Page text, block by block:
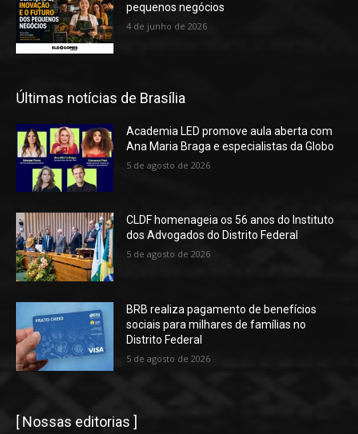
pequenos negócios
4 de junho de 2026
Últimas notícias de Brasília
Academia LED promove aula aberta com
Ana Maria Braga e especialistas da Globo
5 de agosto de 2026
CLDF homenageia os 56 anos do Instituto
dos Advogados do Distrito Federal
5 de agosto de 2026
BRB realiza pagamento de benefícios
sociais para milhares de famílias no
Distrito Federal
5 de agosto de 2026
[ Nossas editorias ]